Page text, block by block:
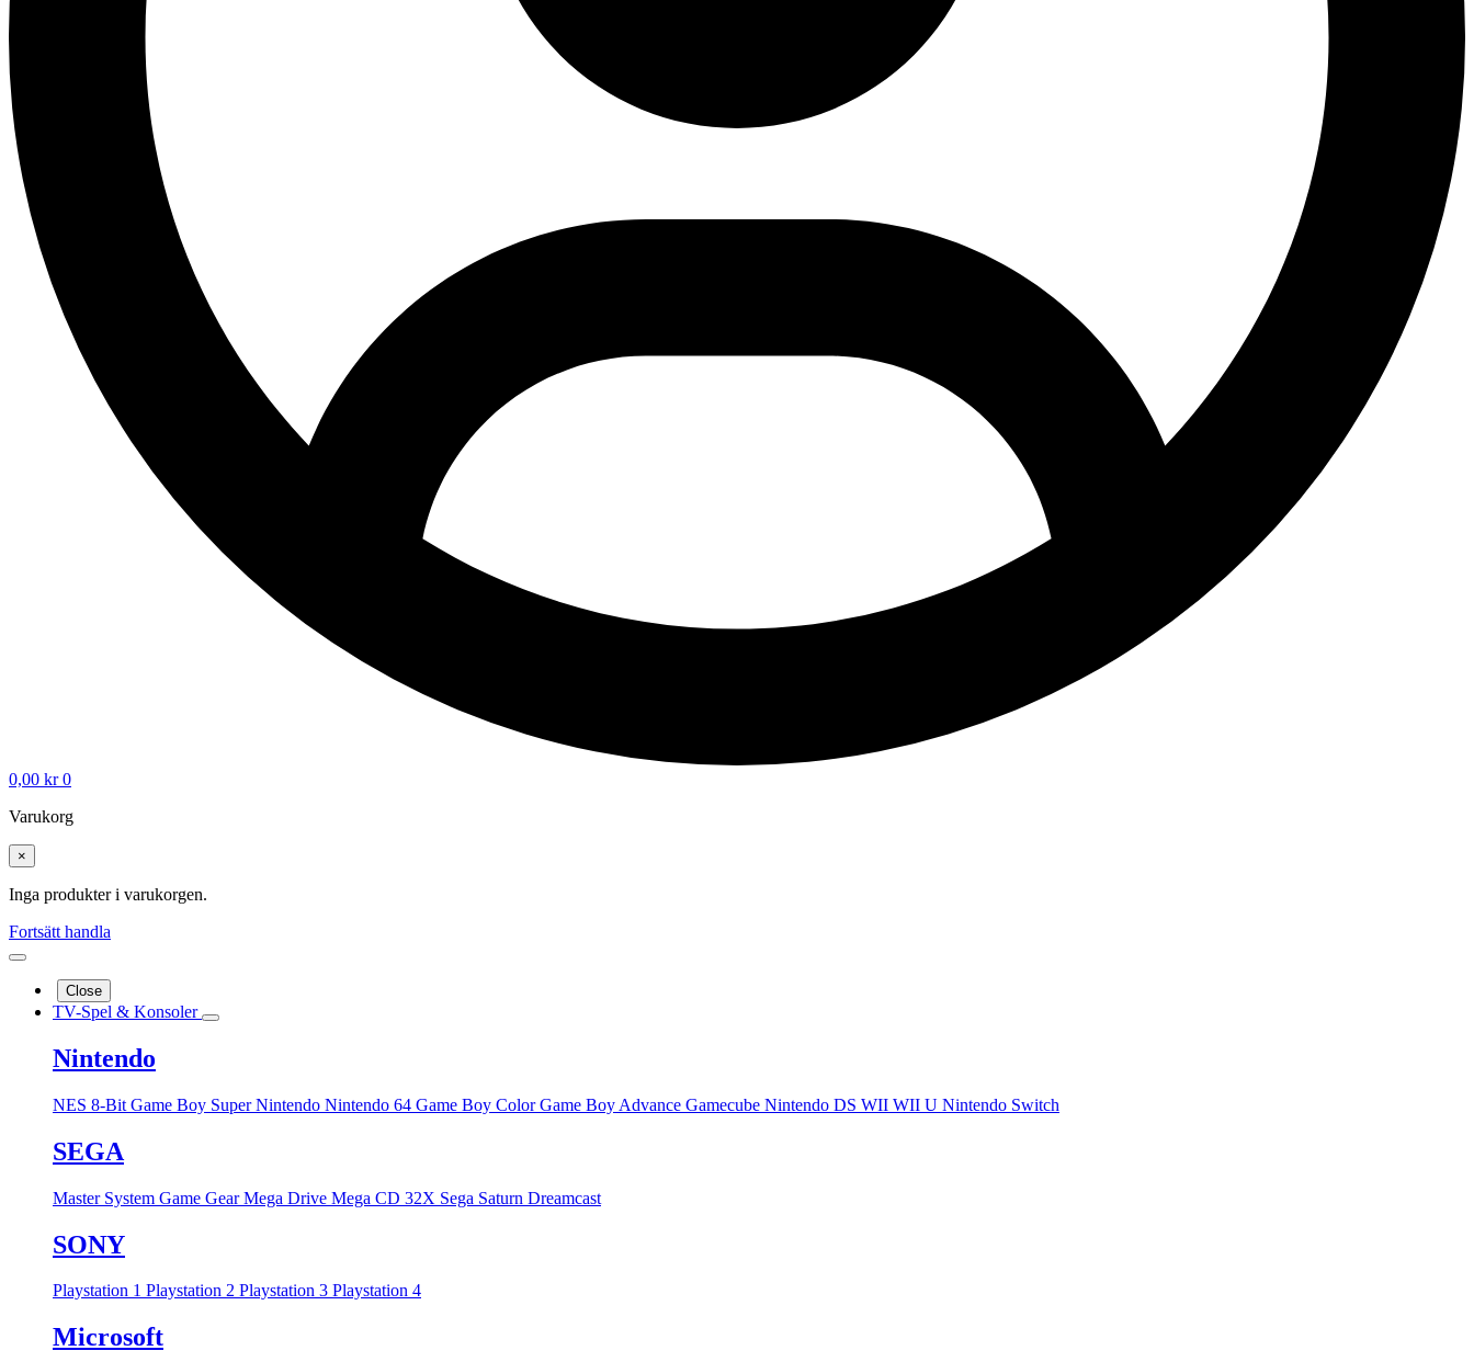
0,00 kr 0
Varukorg
×
Inga produkter i varukorgen.
Fortsätt handla
Close
TV-Spel & Konsoler
Nintendo
NES 8-Bit Game Boy Super Nintendo Nintendo 64 Game Boy ColorGame Boy Advance Gamecube Nintendo DS WII WII U Nintendo Switch
SEGA
Master System Game GearMega Drive Mega CD 32X Sega Saturn Dreamcast
SONY
Playstation 1 Playstation 2 Playstation 3 Playstation 4
Microsoft